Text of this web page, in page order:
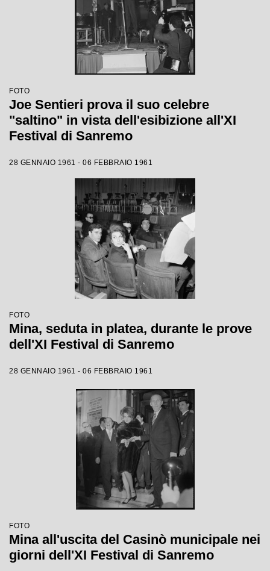
FOTO
Joe Sentieri prova il suo celebre
"saltino" in vista dell'esibizione all'XI
Festival di Sanremo
28 GENNAIO 1961 - 06 FEBBRAIO 1961
FOTO
Mina, seduta in platea, durante le prove
dell'XI Festival di Sanremo
28 GENNAIO 1961 - 06 FEBBRAIO 1961
FOTO
Mina all'uscita del Casinò municipale nei
giorni dell'XI Festival di Sanremo